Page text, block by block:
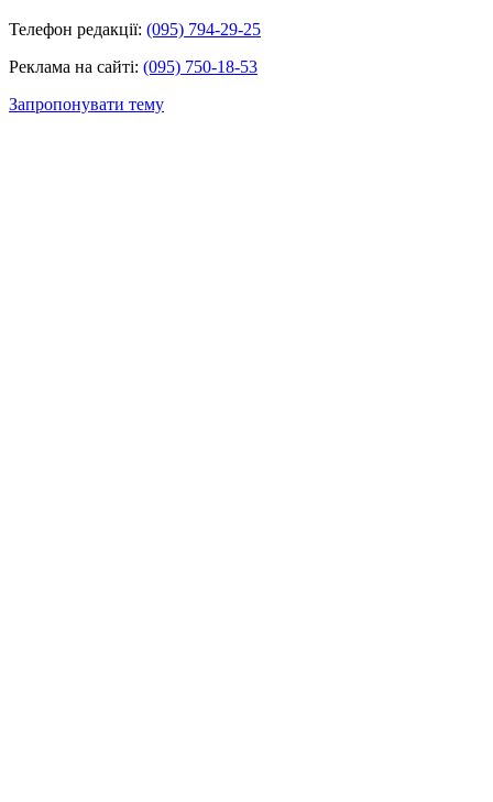
Телефон редакції: (095) 794-29-25
Реклама на сайті: (095) 750-18-53
Запропонувати тему